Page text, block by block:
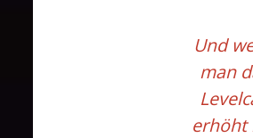
Und
man
erhöht